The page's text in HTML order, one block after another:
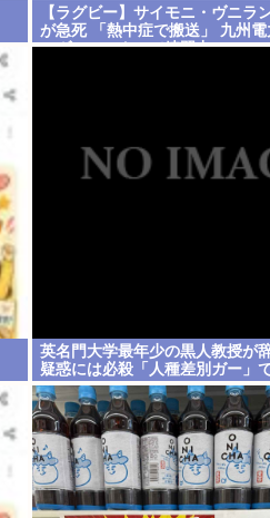
【ラグビー】サイモニ・ヴニラ
が急死 「熱中症で搬送」 九州
ンヴォルテクスで練習中
英名門大学最年少の黒人教授が
疑惑には必殺「人種差別ガー」